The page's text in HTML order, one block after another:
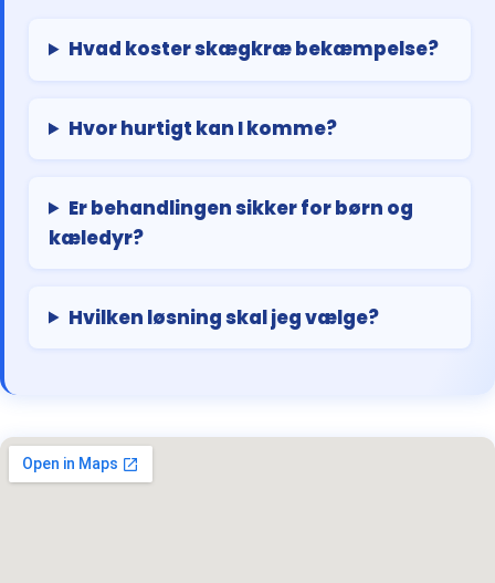
Hvad koster skægkræ bekæmpelse?
Hvor hurtigt kan I komme?
Er behandlingen sikker for børn og
kæledyr?
Hvilken løsning skal jeg vælge?